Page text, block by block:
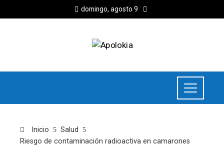
domingo, agosto 9
Inicio
Salud
Riesgo de contaminación radioactiva en camarones